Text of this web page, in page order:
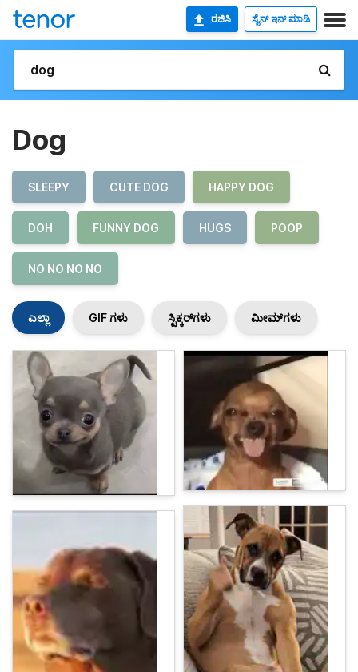
ರಚಿಸಿ ಸೈನ್ ಇನ್ ಮಾಡಿ
Dog
SLEEPY CUTE DOG HAPPY DOG
DOH FUNNY DOG HUGS POOP
NO NO NO NO
ಎಲ್ಲಾ GIF ಗಳು ಸ್ಟಿಕ್ಕರ್‌ಗಳು ಮೀಮ್‌ಗಳು